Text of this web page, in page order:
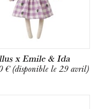
x Emile & Ida
€ (disponible le 29 avril)